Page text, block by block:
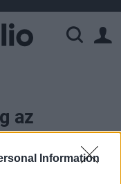
Information
az